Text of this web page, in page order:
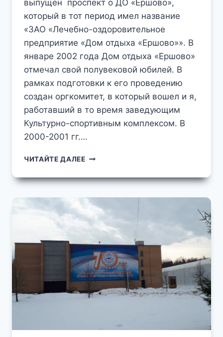
выпущен проспект о ДО «Ершово»,
который в тот период имел название
«ЗАО «Лечебно-оздоровительное
предприятие «Дом отдыха «Ершово»». В
январе 2002 года Дом отдыха «Ершово»
отмечал свой полувековой юбилей. В
рамках подготовки к его проведению
создан оргкомитет, в который вошел и я,
работавший в то время заведующим
Культурно-спортивным комплексом. В
2000-2001 гг….
ЧИТАЙТЕ ДАЛЕЕК
ЛЕТИЮ
ОТДЫХА
«ЕРШОВО»
СКАНИРОВАННЫЕ
СТРАНИЦЫ
ПРОСПЕКТА
ЗДРАВНИЦЫ